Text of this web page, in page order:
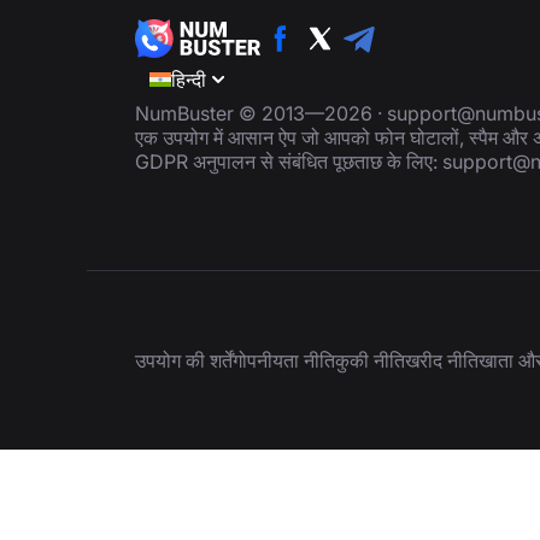
हिन्दी
NumBuster © 2013—2026 ·
एक उपयोग में आसान ऐप जो आपको फोन घोटालों, स्पैम और
GDPR अनुपालन से संबंधित पूछताछ के लिए:
उपयोग की शर्तेंगोपनीयता नीतिकुकी नीतिखरीद नीतिखाता